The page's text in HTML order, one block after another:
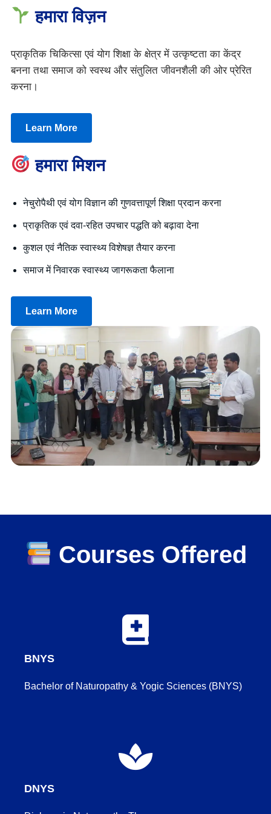
हमारा विज़न
प्राकृतिक चिकित्सा एवं योग शिक्षा के क्षेत्र में उत्कृष्टता का केंद्र
बनना तथा समाज को स्वस्थ और संतुलित जीवनशैली की ओर प्रेरित
करना।
Learn More
हमारा मिशन
नेचुरोपैथी एवं योग विज्ञान की गुणवत्तापूर्ण शिक्षा प्रदान करना
प्राकृतिक एवं दवा-रहित उपचार पद्धति को बढ़ावा देना
कुशल एवं नैतिक स्वास्थ्य विशेषज्ञ तैयार करना
समाज में निवारक स्वास्थ्य जागरूकता फैलाना
Learn More
Courses Offered
BNYS
Bachelor of Naturopathy & Yogic Sciences (BNYS)
DNYS